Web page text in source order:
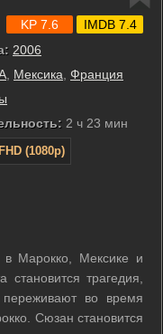
2006
Мексика Франция
2 ч 23 мин
FHD (1080p)
KP 7.6 IMDB 7.4
в Марокко, Мексике и
трагедия,
во время
Сюзан становится